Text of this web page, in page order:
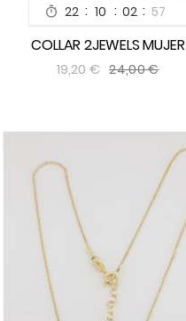
 22 : 10 : 02 : 55
 
COLLAR 2JEWELS MUJER
19,20 € 24,00 €